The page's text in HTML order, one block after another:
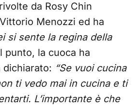
da Rosy Chin
Menozzi ed ha
si sente la regina della
punto, la cuoca ha
dichiarato: “Se vuoi cucina
ti vedo mai in cucina e ti
L’importante è che